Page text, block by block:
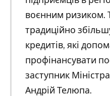
воєнним ризиком.
традиційно
кредитів, які
профінансувати
заступник
Андрій Телюпа.